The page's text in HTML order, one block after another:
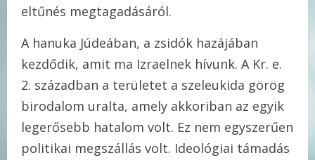
eltűnés megtagadásáról.
A hanuka Júdeában, a zsidók hazájában
kezdődik, amit ma Izraelnek hívunk. A Kr. e.
2. században a területet a szeleukida görög
birodalom uralta, amely akkoriban az egyik
legerősebb hatalom volt. Ez nem egyszerűen
politikai megszállás volt. Ideológiai támadás